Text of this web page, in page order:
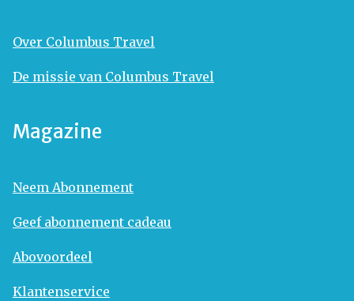
Over Columbus Travel
De missie van Columbus Travel
Magazine
Neem Abonnement
Geef abonnement cadeau
Abovoordeel
Klantenservice